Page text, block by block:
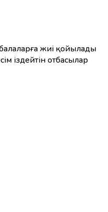
жиі қойылады
іздейтін отбасылар